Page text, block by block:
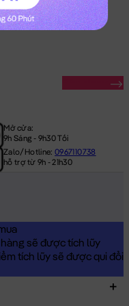
Mở cửa:
9h Sáng - 9h30 Tối
Zalo/Hotline:0967110738
hỗ trợ từ 9h - 21h30
sẽ được tích lũy
tích lũy sẽ được qui đổi